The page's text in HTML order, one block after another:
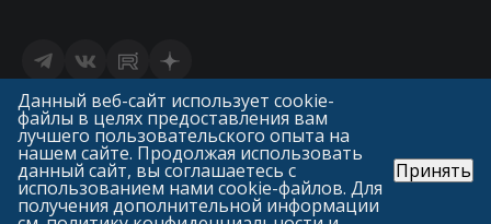
© «ГК Авангард»
САЗ «Авангард» («Арма-Пром»)
1998—2026
Статьи
Политика конфиденциальности и обработки
персональных данных
Данный веб-сайт использует cookie-
файлы в целях предоставления вам
лучшего пользовательского опыта на
нашем сайте. Продолжая использовать
данный сайт, вы соглашаетесь с
использованием нами cookie-файлов. Для
получения дополнительной информации
Принять